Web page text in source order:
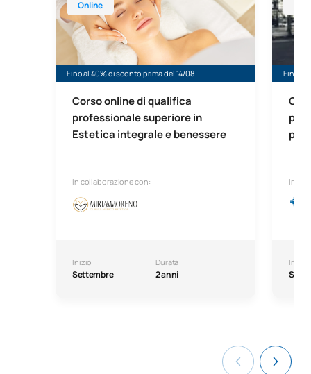
Online
Fino al 40% di sconto prima del 14/08
Corso online di qualifica
professionale superiore in
Estetica integrale e benessere
In collaborazione con:
Inizio:
Settembre
Durata:
2 anni
Fino al
In
Inizio: